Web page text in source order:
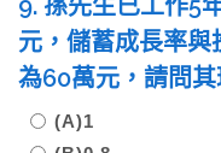
9. 孫先生已工作5
元，儲蓄成長率
為60萬元，請問
(A)1